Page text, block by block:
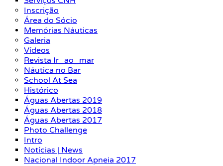
Inscrição
Área do Sócio
Memórias Náuticas
Galeria
Vídeos
Revista Ir_ao_mar
Náutica no Bar
School At Sea
Histórico
Águas Abertas 2019
Águas Abertas 2018
Águas Abertas 2017
Photo Challenge
Intro
Notícias | News
Nacional Indoor Apneia 2017